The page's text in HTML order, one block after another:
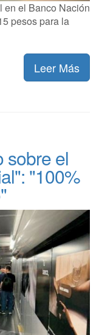
en el Banco Nación
pesos para la
Leer Más
sobre el
"100%